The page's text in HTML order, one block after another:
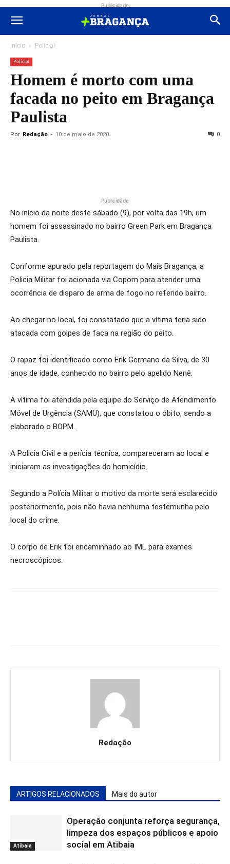
Publicidade
Início Polícial
Polícial
Homem é morto com uma
facada no peito em Bragança
Paulista
Por Redação - 10 de maio de 2020 0
Publicidade
No início da noite deste sábado (9), por volta das 19h, um
homem foi assassinado no bairro Green Park em Bragança
Paulista.
Conforme apurado pela reportagem do Mais Bragança, a
Policia Militar foi acionada via Copom para atender uma
ocorrência de disparo de arma de fogo no referido bairro.
Ao chegar no local, foi constatado que a vítima teria sido
atacada com golpes de faca na região do peito.
O rapaz foi identificado como Erik Germano da Silva, de 30
anos de idade, conhecido no bairro pelo apelido Nenê.
A vítima foi atendida pela equipe do Serviço de Atendimento
Móvel de Urgência (SAMU), que constatou o óbito, sendo a
elaborado o BOPM.
A Policia Civil e a perícia técnica, compareceram ao local e
iniciaram as investigações do homicídio.
Segundo a Polícia Militar o motivo da morte será esclarecido
posteriormente, pois não havia nenhuma testemunha pelo
local do crime.
O corpo de Erik foi encaminhado ao IML para exames
necroscópicos.
Redação
ARTIGOS RELACIONADOS Mais do autor
Atibaia
Operação conjunta reforça segurança,
limpeza dos espaços públicos e apoio
social em Atibaia